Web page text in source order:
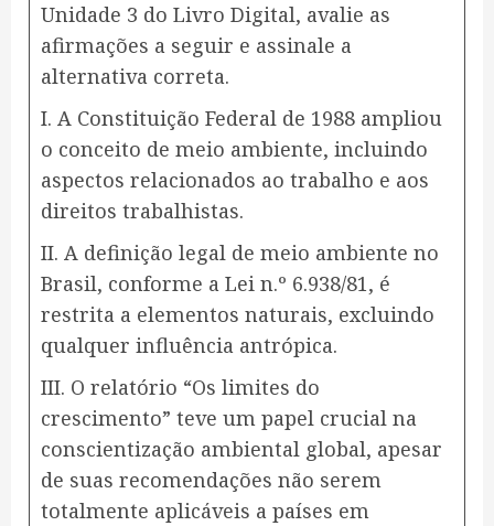
Unidade 3 do Livro Digital, avalie as
afirmações a seguir e assinale a
alternativa correta.
​I. A Constituição Federal de 1988 ampliou
o conceito de meio ambiente, incluindo
aspectos relacionados ao trabalho e aos
direitos trabalhistas.
II. A definição legal de meio ambiente no
Brasil, conforme a Lei n.º 6.938/81, é
restrita a elementos naturais, excluindo
qualquer influência antrópica.
III. O relatório “Os limites do
crescimento” teve um papel crucial na
conscientização ambiental global, apesar
de suas recomendações não serem
totalmente aplicáveis a países em